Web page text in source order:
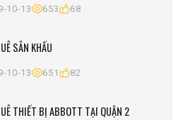
10-13 653 68
SÂN KHẤU
10-13 651 82
THIẾT BỊ ABBOTT TẠI QUẬN 2